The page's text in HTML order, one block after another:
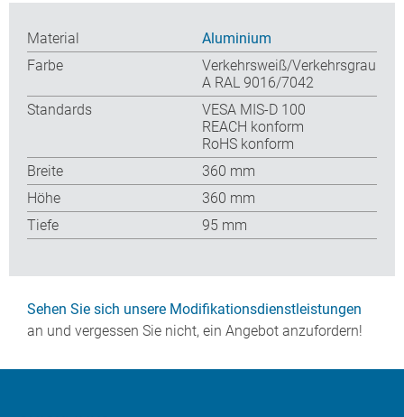
Material
Aluminium
Farbe
Verkehrsweiß/Verkehrsgrau
A RAL 9016/7042
Standards
VESA MIS-D 100
REACH konform
RoHS konform
Breite
360 mm
Höhe
360 mm
Tiefe
95 mm
Sehen Sie sich unsere Modifikationsdienstleistungen
an und vergessen Sie nicht, ein Angebot anzufordern!